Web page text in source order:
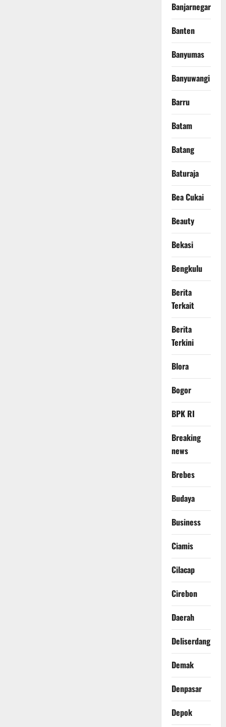
Banjarnegara
Banten
Banyumas
Banyuwangi
Barru
Batam
Batang
Baturaja
Bea Cukai
Beauty
Bekasi
Bengkulu
Berita
Terkait
Berita
Terkini
Blora
Bogor
BPK RI
Breaking
news
Brebes
Budaya
Business
Ciamis
Cilacap
Cirebon
Daerah
Deliserdang
Demak
Denpasar
Depok